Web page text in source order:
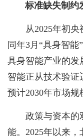
标准缺失制约
从2025年初
同年3月“具身智能
具身智能产业的发
智能正从技术验证
预计2030年市场规
政策与资本的
能。2025年以来